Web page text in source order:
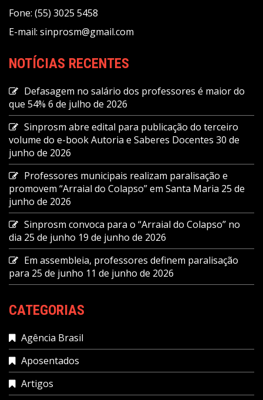
Fone: (55) 3025 5458
E-mail: sinprosm@gmail.com
NOTÍCIAS RECENTES
Defasagem no salário dos professores é maior do
que 54% 6 de julho de 2026
Sinprosm abre edital para publicação do terceiro
volume do e-book Autoria e Saberes Docentes 30 de
junho de 2026
Professores municipais realizam paralisação e
promovem “Arraial do Colapso” em Santa Maria 25 de
junho de 2026
Sinprosm convoca para o “Arraial do Colapso” no
dia 25 de junho 19 de junho de 2026
Em assembleia, professores definem paralisação
para 25 de junho 11 de junho de 2026
CATEGORIAS
Agência Brasil
Aposentados
Artigos